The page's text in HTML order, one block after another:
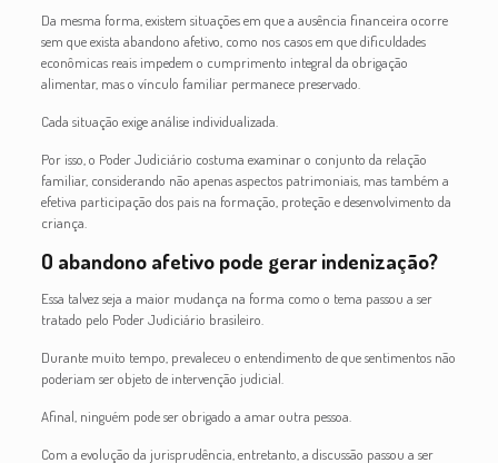
Da mesma forma, existem situações em que a ausência financeira ocorre
sem que exista abandono afetivo, como nos casos em que dificuldades
econômicas reais impedem o cumprimento integral da obrigação
alimentar, mas o vínculo familiar permanece preservado.
Cada situação exige análise individualizada.
Por isso, o Poder Judiciário costuma examinar o conjunto da relação
familiar, considerando não apenas aspectos patrimoniais, mas também a
efetiva participação dos pais na formação, proteção e desenvolvimento da
criança.
O abandono afetivo pode gerar indenização?
Essa talvez seja a maior mudança na forma como o tema passou a ser
tratado pelo Poder Judiciário brasileiro.
Durante muito tempo, prevaleceu o entendimento de que sentimentos não
poderiam ser objeto de intervenção judicial.
Afinal, ninguém pode ser obrigado a amar outra pessoa.
Com a evolução da jurisprudência, entretanto, a discussão passou a ser